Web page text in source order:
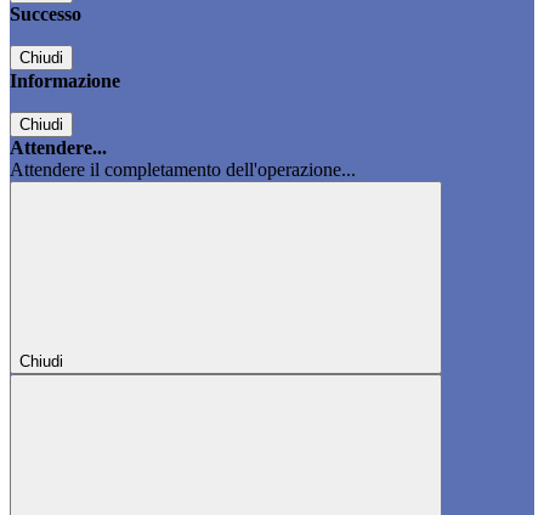
Successo
Chiudi
Informazione
Chiudi
Attendere...
Attendere il completamento dell'operazione...
Chiudi